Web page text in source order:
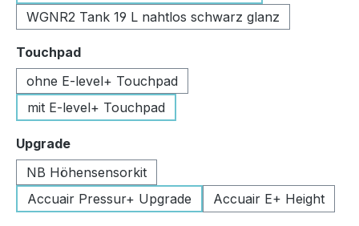
WGNR2 Tank 19 L nahtlos schwarz glanz
Touchpadauswählen
ohne E-level+ Touchpad
mit E-level+ Touchpad
Upgradeauswählen
NB Höhensensorkit
Accuair Pressur+ Upgrade
Accuair E+ Height